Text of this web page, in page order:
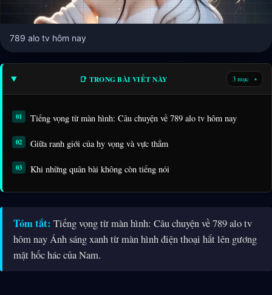
789 alo tv hôm nay
📑 TRONG BÀI VIẾT NÀY 3 mục ▾
Tiếng vọng từ màn hình: Câu chuyện về 789 alo tv hôm nay
Giữa ranh giới của hy vọng và vực thẳm
Khi những quân bài không còn tiếng nói
Tóm tắt: Tiếng vọng từ màn hình: Câu chuyện về 789 alo tv
hôm nay Ánh sáng xanh từ màn hình điện thoại hắt lên gương
mặt hốc hác của Nam.